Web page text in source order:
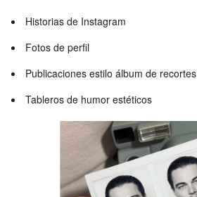
Historias de Instagram
Fotos de perfil
Publicaciones estilo álbum de recortes
Tableros de humor estéticos